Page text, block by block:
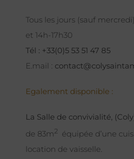
Tous les jours (sauf
et 14h-17h30
Tél : +33(0)5 53 51 47 85
E.mail :
Egalement disponible :
La Salle de convivialité,
de 83m2 équipée d’une
location de vaisselle.